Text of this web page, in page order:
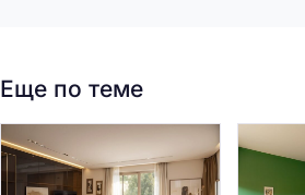
Еще по теме